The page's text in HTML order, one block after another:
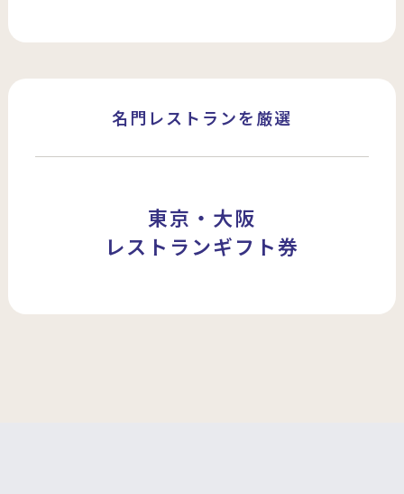
名門レストランを厳選
東京・大阪
レストランギフト券